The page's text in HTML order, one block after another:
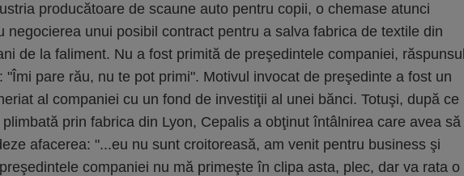
producătoare de scaune auto pentru copii, o chemase atunci
negocierea unui posibil contract pentru a salva fabrica de textile din
de la faliment. Nu a fost primită de preşedintele companiei, răspunsul
"Îmi pare rău, nu te pot primi". Motivul invocat de preşedinte a fost un
al companiei cu un fond de investiţii al unei bănci. Totuşi, după ce
plimbată prin fabrica din Lyon, Cepalis a obţinut întâlnirea care avea să
afacerea: "...eu nu sunt croitoreasă, am venit pentru business şi
companiei nu mă primeşte în clipa asta, plec, dar va rata o